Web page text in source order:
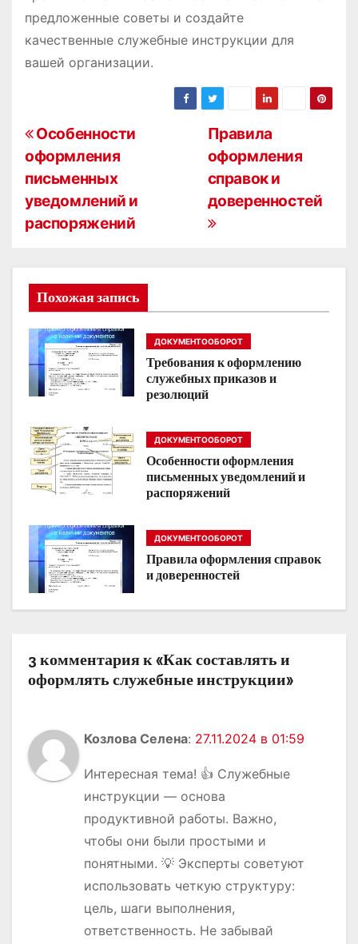
предложенные советы и создайте
качественные служебные инструкции для
вашей организации.
Н
а
в
и
ц
и
я
п
о
з
а
п
и
с
я
м
Правила
оформления
справок и
доверенностей
Особенности
оформления
письменных
уведомлений и
распоряжений
Похожая запись
ДОКУМЕНТООБОРОТ
Требования к оформлению
служебных приказов и
резолюций
ДОКУМЕНТООБОРОТ
Особенности оформления
письменных уведомлений и
распоряжений
ДОКУМЕНТООБОРОТ
Правила оформления справок
и доверенностей
3 комментария к «Как составлять и
оформлять служебные инструкции»
Козлова Селена: 27.11.2024 в 01:59
Интересная тема! 👍 Служебные
инструкции — основа
продуктивной работы. Важно,
чтобы они были простыми и
понятными. 💡 Эксперты советуют
использовать четкую структуру:
цель, шаги выполнения,
ответственность. Не забывай